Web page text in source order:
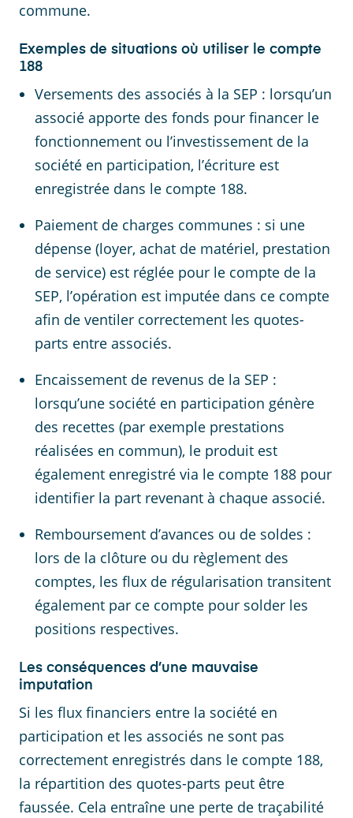
commune.
Exemples de situations où utiliser le compte
188
Versements des associés à la SEP : lorsqu’un
associé apporte des fonds pour financer le
fonctionnement ou l’investissement de la
société en participation, l’écriture est
enregistrée dans le compte 188.
Paiement de charges communes : si une
dépense (loyer, achat de matériel, prestation
de service) est réglée pour le compte de la
SEP, l’opération est imputée dans ce compte
afin de ventiler correctement les quotes-
parts entre associés.
Encaissement de revenus de la SEP :
lorsqu’une société en participation génère
des recettes (par exemple prestations
réalisées en commun), le produit est
également enregistré via le compte 188 pour
identifier la part revenant à chaque associé.
Remboursement d’avances ou de soldes :
lors de la clôture ou du règlement des
comptes, les flux de régularisation transitent
également par ce compte pour solder les
positions respectives.
Les conséquences d’une mauvaise
imputation
Si les flux financiers entre la société en
participation et les associés ne sont pas
correctement enregistrés dans le compte 188,
la répartition des quotes-parts peut être
faussée. Cela entraîne une perte de traçabilité